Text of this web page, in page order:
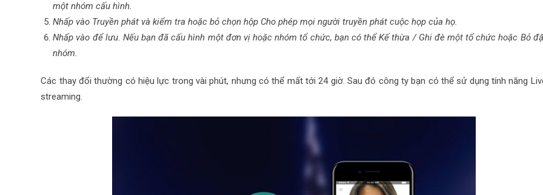
một nhóm cấu hình.
Nhấp vào Truyền phát và kiểm tra hoặc bỏ chọn hộp Cho phép mọi người truyền phát cuộc họp của họ.
Nhấp vào để lưu. Nếu bạn đã cấu hình một đơn vị hoặc nhóm tổ chức, bạn có thể Kế thừa / Ghi đè một tổ chức hoặc Bỏ
nhóm.
Các thay đổi thường có hiệu lực trong vài phút, nhưng có thể mất tới 24 giờ. Sau đó công ty bạn có thể sử dụng tính năng
streaming.